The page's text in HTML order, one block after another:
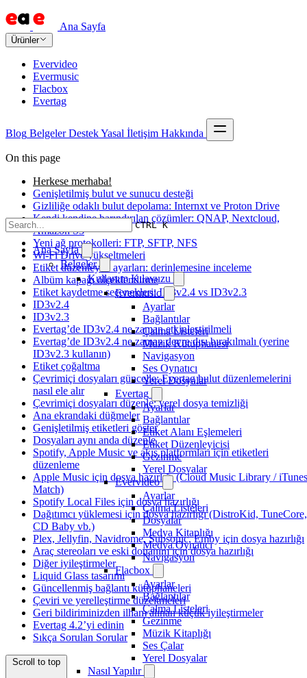
Ana Sayfa
Ürünler
Evervideo
Evermusic
Flacbox
Evertag
Blog Belgeler DestekYasal İletişim Hakkında
CTRL K
Ana Sayfa
Belgeler
Kullanım Kılavuzu
Evermusic
Ayarlar
Bağlantılar
Çalma Listeleri
Müzik Kütüphanesi
Navigasyon
Ses Oynatıcı
Yerel Dosyalar
Evertag
Ayarlar
Bağlantılar
Etiket Alanı Eşlemeleri
Etiket Düzenleyicisi
Gezinme
Yerel Dosyalar
Evervideo
Ayarlar
Çalma Listeleri
Dosyalar
Medya Kitaplığı
Medya Oynatıcı
Navigasyon
Flacbox
Ayarlar
Bağlantılar
Çalma Listeleri
Gezinme
Müzik Kitaplığı
Ses Çalar
Yerel Dosyalar
Nasıl Yapılır
On this page
Herkese merhaba!
Genişletilmiş bulut ve sunucu desteği
Gizliliğe odaklı bulut depolama: Internxt ve Proton Drive
Kendi kendine barındırılan çözümler: QNAP, Nextcloud,
Amazon S3
Yeni ağ protokolleri: FTP, SFTP, NFS
Wi-Fi Drive yükseltmeleri
Etiket düzenleyici ayarları: derinlemesine inceleme
Albüm kapağı ölçeklendirme
Etiket kaydetme seçenekleri: ID3v2.4 vs ID3v2.3
ID3v2.4
ID3v2.3
Evertag’de ID3v2.4 ne zaman etkinleştirilmeli
Evertag’de ID3v2.4 ne zaman devre dışı bırakılmalı (yerine
ID3v2.3 kullanın)
Etiket çoğaltma
Çevrimiçi dosyaları güncelle: Evertag bulut düzenlemelerini
nasıl ele alır
Çevrimiçi dosyaları düzenle: yerel dosya temizliği
Ana ekrandaki düğmeler
Genişletilmiş etiketleri göster
Dosyaları aynı anda düzenle
Spotify, Apple Music ve akış platformları için etiketleri
düzenleme
Apple Music için dosya hazırlığı (Cloud Music Library / iTunes
Match)
Spotify Local Files için dosya hazırlığı
Dağıtımcı yüklemesi için dosya hazırlığı (DistroKid, TuneCore,
CD Baby vb.)
Plex, Jellyfin, Navidrome, Subsonic, Emby için dosya hazırlığı
Araç stereoları ve eski donanım için dosya hazırlığı
Diğer iyileştirmeler
Liquid Glass tasarımı
Güncellenmiş bağlantı kütüphaneleri
Çeviri ve yerelleştirme düzeltmeleri
Geri bildiriminizden ilham alınan küçük iyileştirmeler
Evertag 4.2’yi edinin
Sıkça Sorulan Sorular
Scroll to top